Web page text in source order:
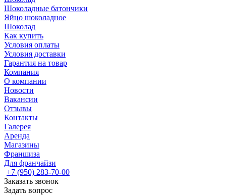
Шоколадные батончики
Яйцо шоколадное
Шоколад
Как купить
Условия оплаты
Условия доставки
Гарантия на товар
Компания
О компании
Новости
Вакансии
Отзывы
Контакты
Галерея
Аренда
Магазины
Франшиза
Для франчайзи
+7 (950) 283-70-00
Заказать звонок
Задать вопрос